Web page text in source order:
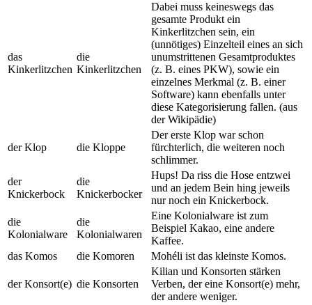
das
Kinkerlitzchen
die
Kinkerlitzchen
Dabei muss keineswegs das
gesamte Produkt ein
Kinkerlitzchen sein, ein
(unnötiges) Einzelteil eines an sich
unumstrittenen Gesamtproduktes
(z. B. eines PKW), sowie ein
einzelnes Merkmal (z. B. einer
Software) kann ebenfalls unter
diese Kategorisierung fallen. (aus
der Wikipädie)
der Klop die Kloppe
Der erste Klop war schon
fürchterlich, die weiteren noch
schlimmer.
der
Knickerbock
die
Knickerbocker
Hups! Da riss die Hose entzwei
und an jedem Bein hing jeweils
nur noch ein Knickerbock.
die
Kolonialware
die
Kolonialwaren
Eine Kolonialware ist zum
Beispiel Kakao, eine andere
Kaffee.
das Komos
die Komoren Mohéli ist das kleinste Komos.
der Konsort(e) die Konsorten
Kilian und Konsorten stärken
Verben, der eine Konsort(e) mehr,
der andere weniger.